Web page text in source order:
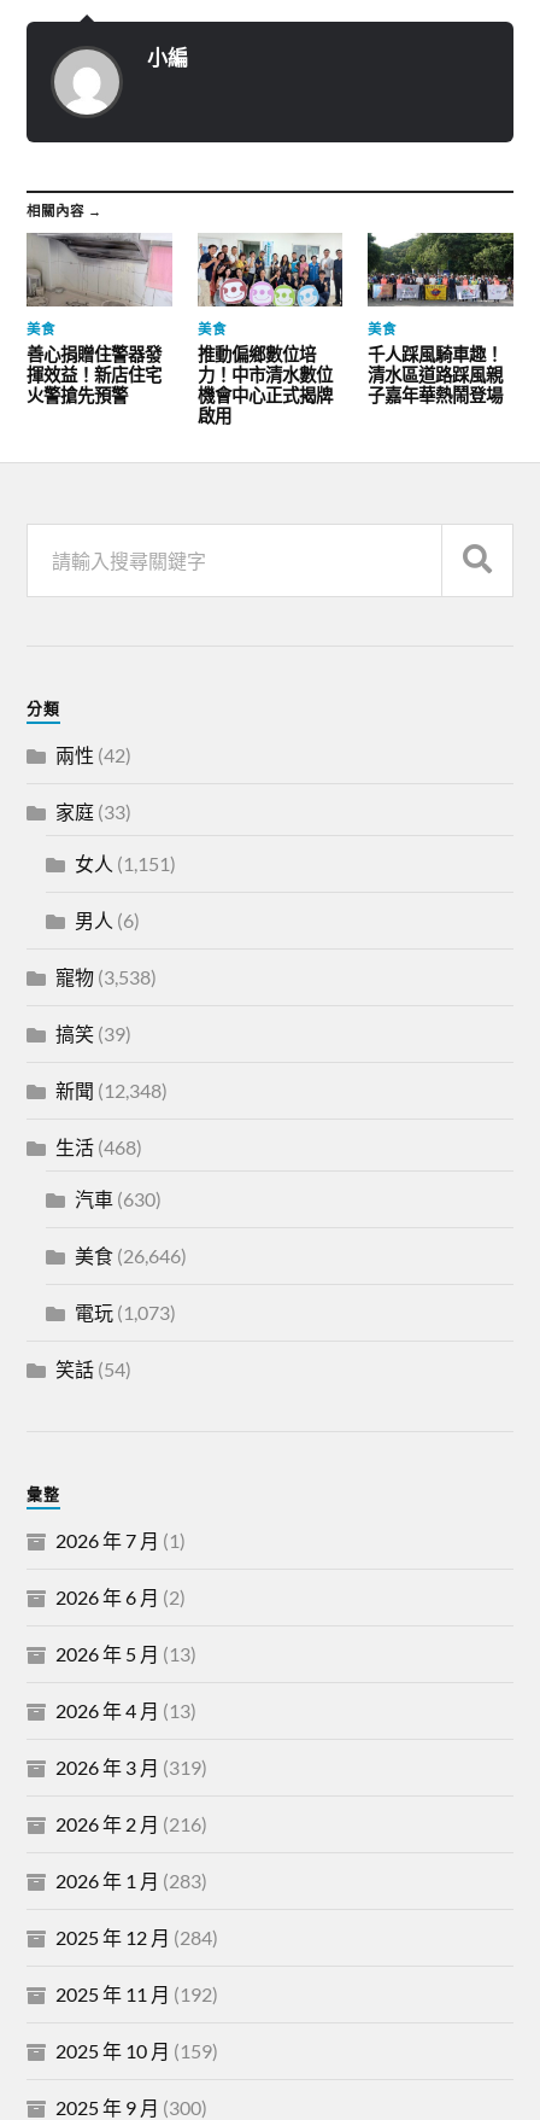
小編
相關內容 →
美食
善心捐贈住警器發
揮效益！新店住宅
火警搶先預警
美食
推動偏鄉數位培
力！中市清水數位
機會中心正式揭牌
啟用
美食
千人踩風騎車趣！
清水區道路踩風親
子嘉年華熱鬧登場
分類
兩性 (42)
家庭 (33)
女人 (1,151)
男人 (6)
寵物 (3,538)
搞笑 (39)
新聞 (12,348)
生活 (468)
汽車 (630)
美食 (26,646)
電玩 (1,073)
笑話 (54)
彙整
2026 年 7 月 (1)
2026 年 6 月 (2)
2026 年 5 月 (13)
2026 年 4 月 (13)
2026 年 3 月 (319)
2026 年 2 月 (216)
2026 年 1 月 (283)
2025 年 12 月 (284)
2025 年 11 月 (192)
2025 年 10 月 (159)
2025 年 9 月 (300)